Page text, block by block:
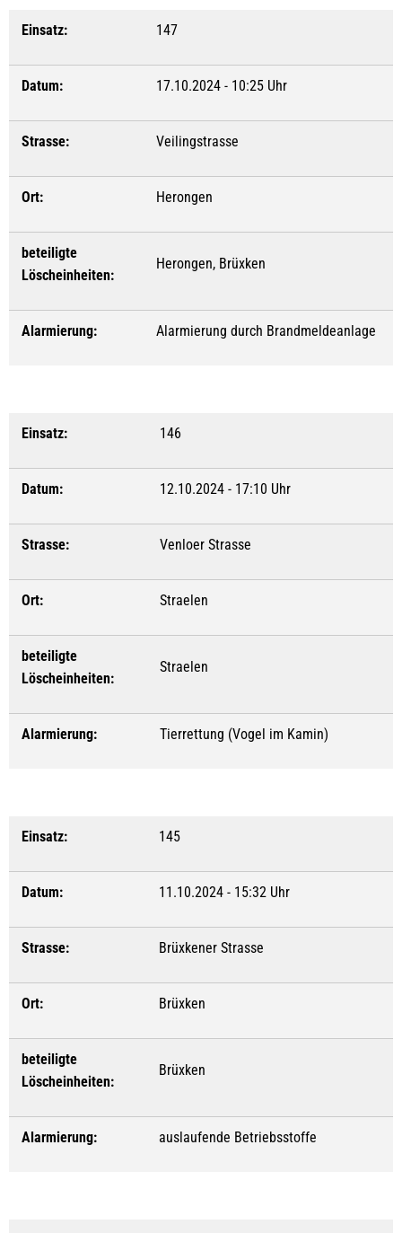
Einsatz: 147
Datum: 17.10.2024 - 10:25 Uhr
Strasse: Veilingstrasse
Ort: Herongen
beteiligte
Löscheinheiten:
Herongen, Brüxken
Alarmierung: Alarmierung durch Brandmeldeanlage
Einsatz: 146
Datum: 12.10.2024 - 17:10 Uhr
Strasse: Venloer Strasse
Ort: Straelen
beteiligte
Löscheinheiten:
Straelen
Alarmierung: Tierrettung (Vogel im Kamin)
Einsatz: 145
Datum: 11.10.2024 - 15:32 Uhr
Strasse: Brüxkener Strasse
Ort: Brüxken
beteiligte
Löscheinheiten:
Brüxken
Alarmierung: auslaufende Betriebsstoffe